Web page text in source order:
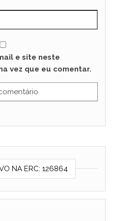
e site neste
vez que eu comentar.
NA ERC: 126864